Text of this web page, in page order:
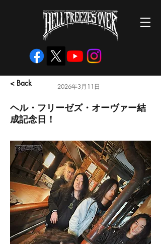
< Back 2026年3月11日
ヘル・フリーゼズ・オーヴァー結
成記念日！